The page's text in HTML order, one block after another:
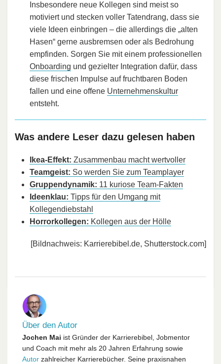
Insbesondere neue Kollegen sind meist so
motiviert und stecken voller Tatendrang, dass sie
viele Ideen einbringen – die allerdings die „alten
Hasen“ gerne ausbremsen oder als Bedrohung
empfinden. Sorgen Sie mit einem professionellen
Onboarding und gezielter Integration dafür, dass
diese frischen Impulse auf fruchtbaren Boden
fallen und eine offene Unternehmenskultur
entsteht.
Was andere Leser dazu gelesen haben
Ikea-Effekt: Zusammenbau macht wertvoller
Teamgeist: So werden Sie zum Teamplayer
Gruppendynamik: 11 kuriose Team-Fakten
Ideenklau: Tipps für den Umgang mit
Kollegendiebstahl
Horrorkollegen: Kollegen aus der Hölle
[Bildnachweis: Karrierebibel.de, Shutterstock.com]
Über den Autor
Jochen Mai ist Gründer der Karrierebibel, Jobmentor
und Coach mit mehr als 20 Jahren Erfahrung sowie
Autor zahlreicher Karrierebücher. Seine praxisnahen